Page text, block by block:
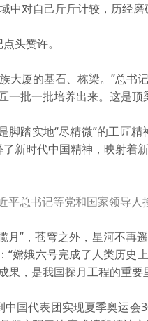
对自己斤斤计较，历经磨
头赞许。
厦的基石、栋梁。”总书
一批一批培养出来。这是
踏实地“尽精微”的工匠精
新时代中国精神，映射着
平总书记等党和国家领导
”，苍穹之外，星河不再
“嫦娥六号完成了人类历
果，是我国探月工程的重要
国代表团实现夏季奥运会